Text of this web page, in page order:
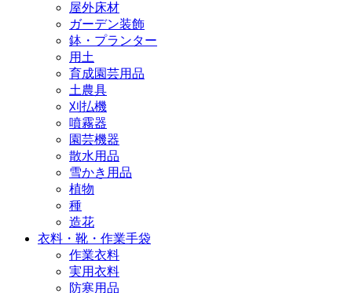
屋外床材
ガーデン装飾
鉢・プランター
用土
育成園芸用品
土農具
刈払機
噴霧器
園芸機器
散水用品
雪かき用品
植物
種
造花
衣料・靴・作業手袋
作業衣料
実用衣料
防寒用品